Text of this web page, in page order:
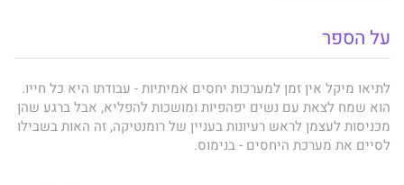
על הספר
לתיאו מיקל אין זמן למערכות יחסים אמיתיות - עבודתו היא כל חייו.
הוא שמח לצאת עם נשים יפהפיות ומושכות להפליא, אבל ברגע שהן
מכניסות לעצמן לראש רעיונות בעניין של רומנטיקה, זה האות בשבילו
לסיים את מערכת היחסים - בנימוס.